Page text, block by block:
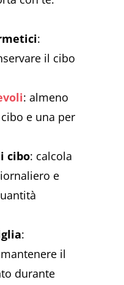
:
il cibo
: almeno
e una per
cibo: calcola
e
:
il
durante